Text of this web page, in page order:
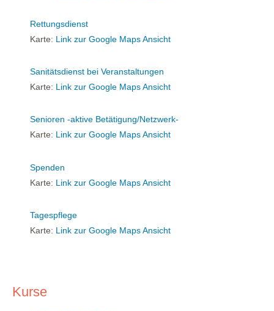
Rettungsdienst
Karte: Link zur Google Maps Ansicht
Sanitätsdienst bei Veranstaltungen
Karte: Link zur Google Maps Ansicht
Senioren -aktive Betätigung/Netzwerk-
Karte: Link zur Google Maps Ansicht
Spenden
Karte: Link zur Google Maps Ansicht
Tagespflege
Karte: Link zur Google Maps Ansicht
Kurse